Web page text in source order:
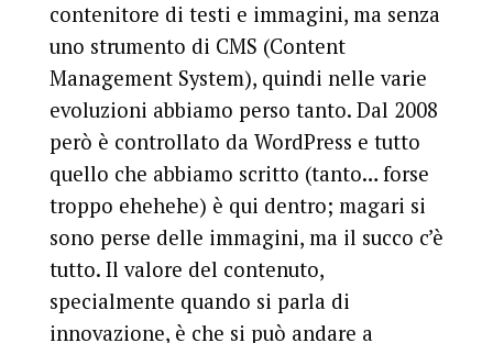
contenitore di testi e immagini, ma senza
uno strumento di CMS (Content
Management System), quindi nelle varie
evoluzioni abbiamo perso tanto. Dal 2008
però è controllato da WordPress e tutto
quello che abbiamo scritto (tanto… forse
troppo ehehehe) è qui dentro; magari si
sono perse delle immagini, ma il succo c’è
tutto. Il valore del contenuto,
specialmente quando si parla di
innovazione, è che si può andare a